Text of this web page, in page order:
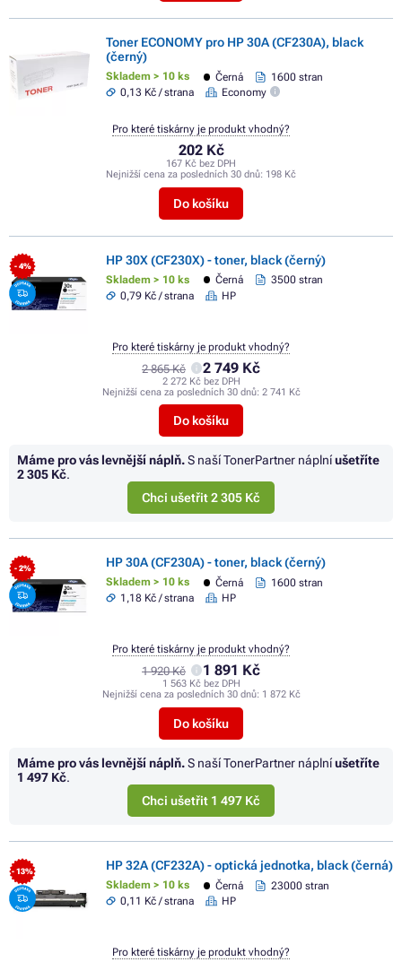
Toner ECONOMY pro HP 30A (CF230A), black
(černý)
Skladem > 10 ks Černá
1600 stran
0,13 Kč / strana
Economy
202 Kč
167 Kč bez DPH
Nejnižší cena za posledních 30 dnů: 198 Kč
Do košíku
Pro které tiskárny je produkt vhodný?
- 4% HP 30X (CF230X) - toner, black (černý)
Skladem > 10 ks Černá
3500 stran
0,79 Kč / strana
HP
2 865 Kč 2 749 Kč
2 272 Kč bez DPH
Nejnižší cena za posledních 30 dnů: 2 741 Kč
Do košíku
Pro které tiskárny je produkt vhodný?
Máme pro vás levnější náplň.S naší TonerPartner náplníušetříte
2 305 Kč.
Chci ušetřit 2 305 Kč
- 2% HP 30A (CF230A) - toner, black (černý)
Skladem > 10 ks Černá
1600 stran
1,18 Kč / strana
HP
1 920 Kč 1 891 Kč
1 563 Kč bez DPH
Nejnižší cena za posledních 30 dnů: 1 872 Kč
Do košíku
Pro které tiskárny je produkt vhodný?
Máme pro vás levnější náplň.S naší TonerPartner náplníušetříte
1 497 Kč.
Chci ušetřit 1 497 Kč
- 13% HP 32A (CF232A) - optická jednotka, black (černá)
Skladem > 10 ks Černá
23000 stran
0,11 Kč / strana
HP
Pro které tiskárny je produkt vhodný?